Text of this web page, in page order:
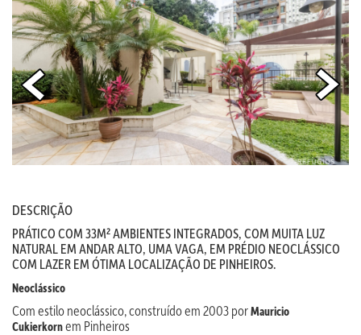
DESCRIÇÃO
PRÁTICO COM 33M² AMBIENTES INTEGRADOS, COM MUITA LUZ
NATURAL EM ANDAR ALTO, UMA VAGA, EM PRÉDIO NEOCLÁSSICO
COM LAZER EM ÓTIMA LOCALIZAÇÃO DE PINHEIROS.
Neoclássico
Com estilo neoclássico, construído em 2003 porMauricio
Cukierkornem Pinheiros